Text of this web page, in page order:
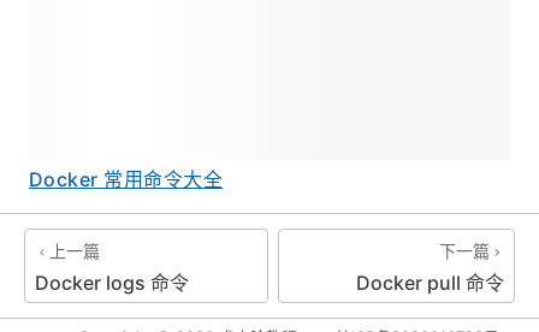
Docker 常用命令大全
上一篇
Docker logs 命令
下一篇
Docker pull 命令